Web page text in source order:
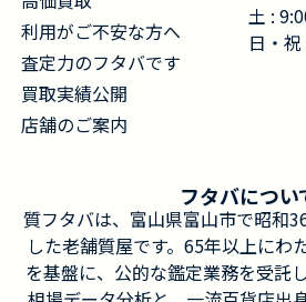
利用がご不安な方へ
査定力のフタバです
買取実績公開
店舗のご案内
土 :
日・
フタバについ
質フタバは、富山県富山市で昭和
した老舗質屋です。65年以上にわ
を基盤に、公的な鑑定業務を受託